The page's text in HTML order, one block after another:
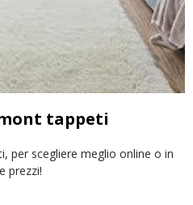
tappeti
per scegliere meglio online o in
prezzi!